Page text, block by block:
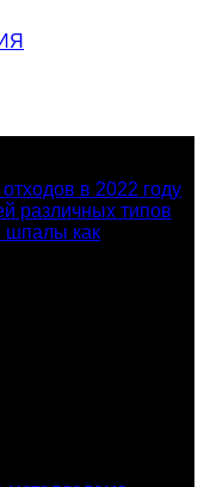
в 2022 году
различных типов
шпалы как